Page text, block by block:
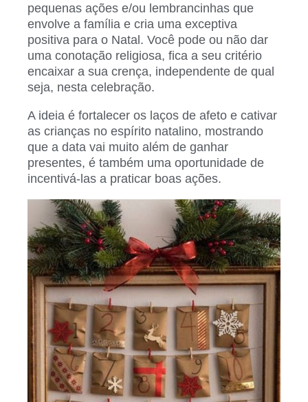
pequenas ações e/ou lembrancinhas que
envolve a família e cria uma exceptiva
positiva para o Natal. Você pode ou não dar
uma conotação religiosa, fica a seu critério
encaixar a sua crença, independente de qual
seja, nesta celebração.
A ideia é fortalecer os laços de afeto e cativar
as crianças no espírito natalino, mostrando
que a data vai muito além de ganhar
presentes, é também uma oportunidade de
incentivá-las a praticar boas ações.